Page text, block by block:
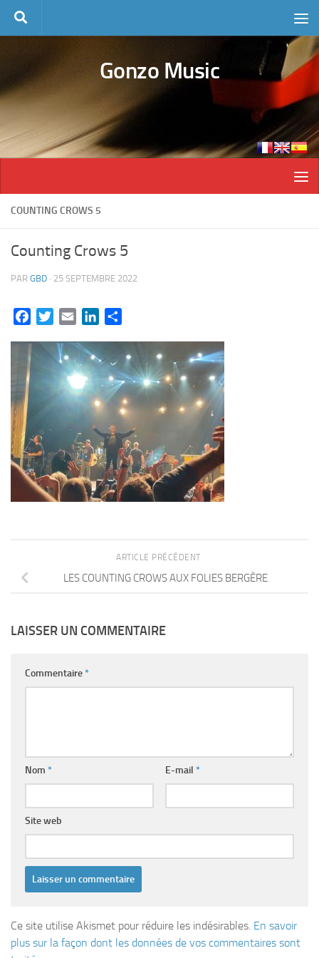
Skip to content
Gonzo Music
COUNTING CROWS 5
Counting Crows 5
PAR GBD · 25 SEPTEMBRE 2022
FacebookTwitterEmail LinkedIn
ARTICLE PRÉCÉDENT
LES COUNTING CROWS AUX FOLIES BERGÈRE
LAISSER UN COMMENTAIRE
Commentaire*
Nom * E-mail *
Site web
Ce site utilise Akismet pour réduire les indésirables. En savoir
plus sur la façon dont les données de vos commentaires sont